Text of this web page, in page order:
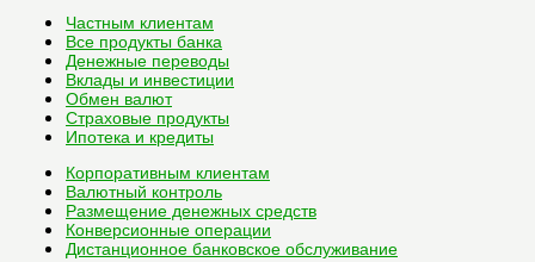
Частным клиентам
Все продукты банка
Денежные переводы
Вклады и инвестиции
Обмен валют
Страховые продукты
Ипотека и кредиты
Корпоративным клиентам
Валютный контроль
Размещение денежных средств
Конверсионные операции
Дистанционное банковское обслуживание